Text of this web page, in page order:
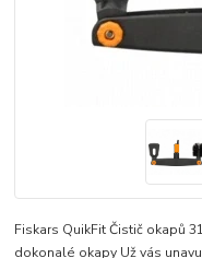
Fiskars QuikFit Čistič okapů
dokonalé okapy Už vás